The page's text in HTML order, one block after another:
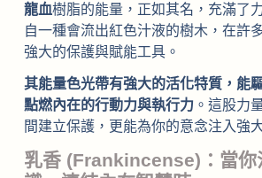
龍血樹脂的能量，正如其名，充滿了
自一種會流出紅色汁液的樹木，在許
強大的保護與賦能工具。
其能量色光帶有強大的活化特質，能
點燃內在的行動力與執行力。這股力
間建立保護，更能為你的意念注入強
乳香 (Frankincense)：當你